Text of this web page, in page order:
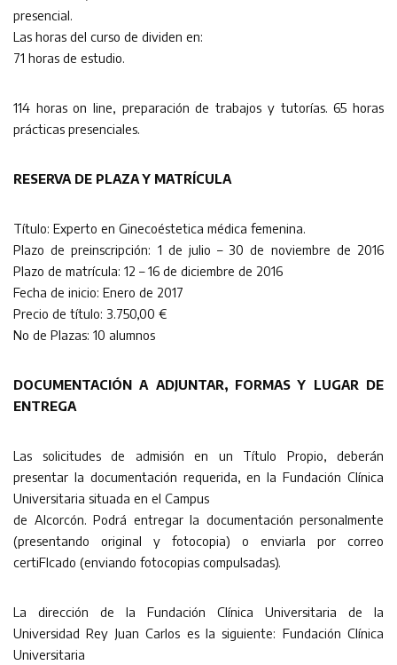
presencial.
Las horas del curso de dividen en:
71 horas de estudio.
114 horas on line, preparación de trabajos y tutorías. 65 horas
prácticas presenciales.
RESERVA DE PLAZA Y MATRÍCULA
Título: Experto en Ginecoéstetica médica femenina.
Plazo de preinscripción: 1 de julio – 30 de noviembre de 2016
Plazo de matrícula: 12 – 16 de diciembre de 2016
Fecha de inicio: Enero de 2017
Precio de título: 3.750,00 €
No de Plazas: 10 alumnos
DOCUMENTACIÓN A ADJUNTAR, FORMAS Y LUGAR DE
ENTREGA
Las solicitudes de admisión en un Título Propio, deberán
presentar la documentación requerida, en la Fundación Clínica
Universitaria situada en el Campus
de Alcorcón. Podrá entregar la documentación personalmente
(presentando original y fotocopia) o enviarla por correo
certiFIcado (enviando fotocopias compulsadas).
La dirección de la Fundación Clínica Universitaria de la
Universidad Rey Juan Carlos es la siguiente: Fundación Clínica
Universitaria